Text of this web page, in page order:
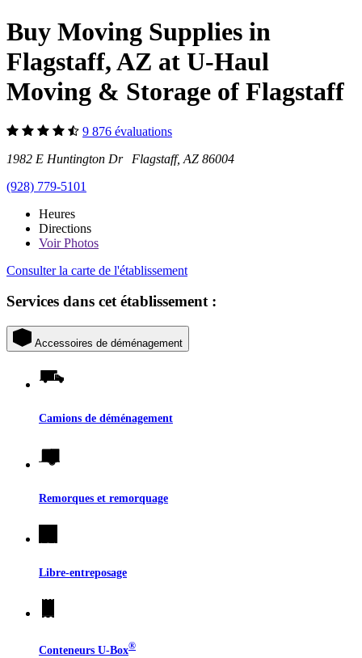
Buy Moving Supplies in
Flagstaff, AZ at U-Haul
Moving & Storage of Flagstaff
9 876 évaluations
1982 E Huntington Dr Flagstaff, AZ 86004
(928) 779-5101
Heures
Directions
VoirPhotos
Consulter la carte de l'établissement
Services dans cet établissement :
Accessoires de déménagement
Camions de déménagement
Remorques et remorquage
Libre-entreposage
Conteneurs U-Box®